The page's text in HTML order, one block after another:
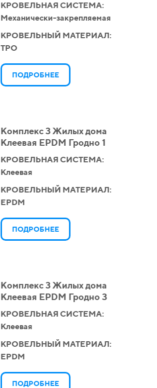
КРОВЕЛЬНАЯ СИСТЕМА:
Механически-закрепляемая
КРОВЕЛЬНЫЙ МАТЕРИАЛ:
TPO
ПОДРОБНЕЕ
Комплекс 3 Жилых дома
Клеевая EPDM Гродно 1
КРОВЕЛЬНАЯ СИСТЕМА:
Клеевая
КРОВЕЛЬНЫЙ МАТЕРИАЛ:
EPDM
ПОДРОБНЕЕ
Комплекс 3 Жилых дома
Клеевая EPDM Гродно 3
КРОВЕЛЬНАЯ СИСТЕМА:
Клеевая
КРОВЕЛЬНЫЙ МАТЕРИАЛ:
EPDM
ПОДРОБНЕЕ